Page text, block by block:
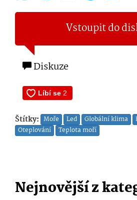
Vstoupit do
Diskuze
Štítky: Moře Led Globální klima
Oteplování
Teplota moří
Nejnovější z